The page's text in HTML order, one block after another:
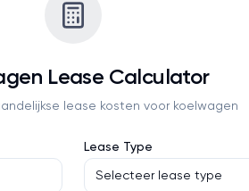
Lease Calculator
lease kosten voor koelwagen
Lease Type
Selecteer lease type